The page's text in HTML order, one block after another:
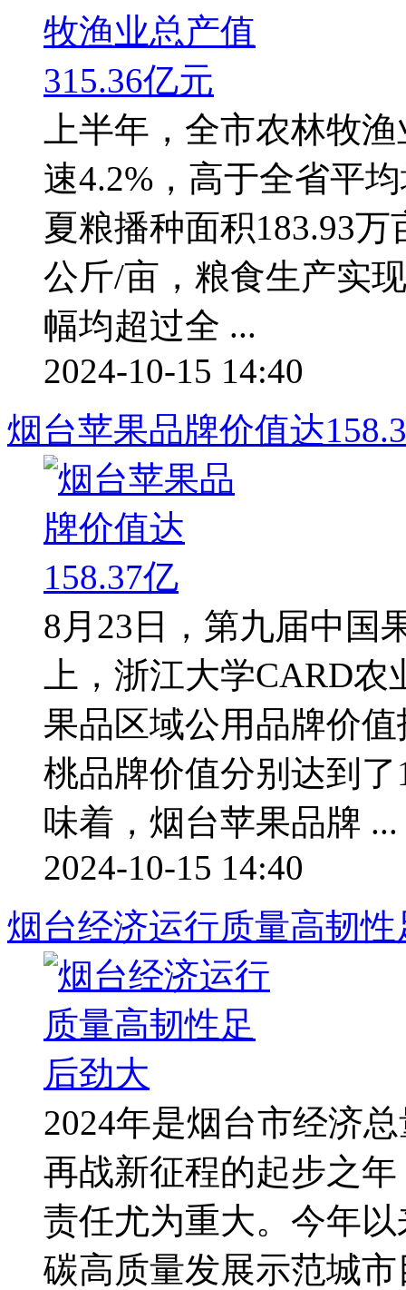
上半年，全市农林牧
速4.2%，高于全省平
夏粮播种面积183.93
公斤/亩，粮食生产实
幅均超过全 ...
2024-10-15 14:40
烟台苹果品牌价值达
8月23日，第九届中国
上，浙江大学CARD
果品区域公用品牌价
桃品牌价值分别达到
味着，烟台苹果品牌 ...
2024-10-15 14:40
烟台经济运行质量高韧
2024年是烟台市经济
再战新征程的起步之
责任尤为重大。今年
碳高质量发展示范城